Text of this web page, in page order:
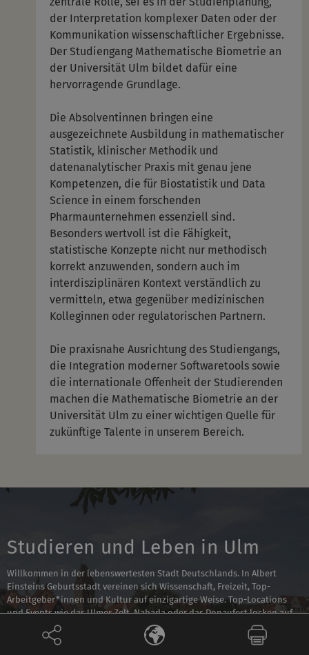
der Interpretation komplexer Daten oder der
Kommunikation wissenschaftlicher Ergebnisse.
Der Studiengang Mathematische Biometrie an
der Universität Ulm bildet dafür eine
hervorragende Grundlage.
Die Absolventinnen bringen eine
ausgezeichnete Ausbildung in mathematischer
Statistik, klinischer Methodik und
datenanalytischer Praxis mit genau jene
Kompetenzen, die für Biostatistik und Data
Science in einem forschenden
Pharmaunternehmen essenziell sind.
Besonders wertvoll ist die Fähigkeit,
statistische Konzepte nicht nur methodisch
korrekt anzuwenden, sondern auch im
interdisziplinären Kontext verständlich zu
vermitteln, etwa gegenüber medizinischen
Kolleginnen oder regulatorischen Partnern.
Die praxisnahe Ausrichtung des Studiengangs,
die Integration moderner Softwaretools sowie
die internationale Offenheit der Studierenden
machen die Mathematische Biometrie an der
Universität Ulm zu einer wichtigen Quelle für
zukünftige Talente in unserem Bereich.
Studieren und Leben in Ulm
Willkommen in der lebenswertesten Stadt Deutschlands. In Albert
Einsteins Geburtsstadt vereinen sich Wissenschaft, Freizeit, Top-
Arbeitgeber*innen und Kultur auf einzigartige Weise. Top-Locations
und Events wie das Ulmer Zelt, Nabada oder das Donaufest locken auf
die urigen Gassen. Hier fühlt man sich zu Hause!